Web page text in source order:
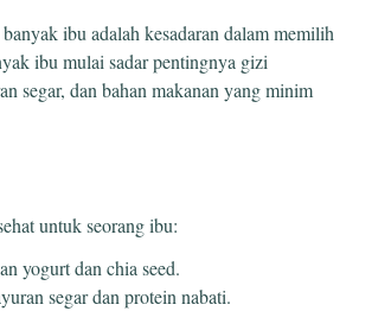
ibu adalah kesadaran dalam memilih
ibu mulai sadar pentingnya gizi
segar, dan bahan makanan yang minim
untuk seorang ibu:
yogurt dan chia seed.
segar dan protein nabati.